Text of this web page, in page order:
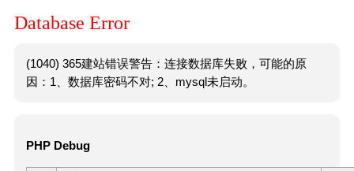
Database Error
(1040) 365建站错误警告：连接数据库失败，可能的原
因：1、数据库密码不对; 2、mysql未启动。
PHP Debug